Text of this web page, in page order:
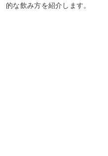
的な飲み方を紹介します。